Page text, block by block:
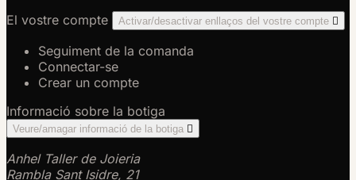
El vostre compte
Activar/desactivar enllaços del vostre compte 
Seguiment de la comanda
Connectar-se
Crear un compte
Informació sobre la botiga
Veure/amagar informació de la botiga 
Anhel Taller de Joieria
Rambla Sant Isidre, 21